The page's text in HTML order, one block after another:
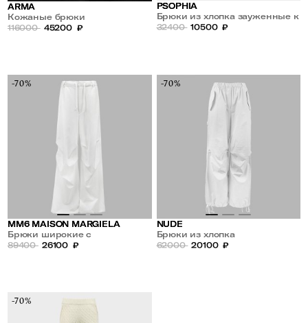
ARMA
Кожаные брюки
116000 45200 ₽
PSOPHIA
Брюки из хлопка зауженные к
низу
32400 10500 ₽
-70%
MM6 MAISON MARGIELA
Брюки широкие с
накладными карманами
89400 26100 ₽
-70%
NUDE
Брюки из хлопка
62000 20100 ₽
-70%